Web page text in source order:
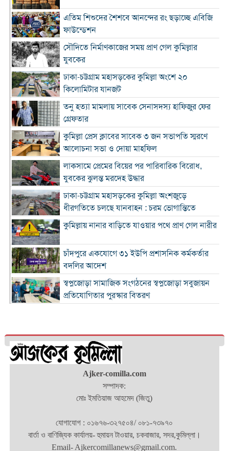
এতিম শিশুদের শৈশবে আনন্দের রং ছড়াচ্ছে এবিজি
ফাউন্ডেশন
সৌদিতে নির্মাণকাজের সময় প্রাণ গেল কুমিল্লার
যুবকের
ঢাকা-চট্টগ্রাম মহাসড়কের কুমিল্লা অংশে ২০
কিলোমিটার যানজট
তনু হত্যা মামলায় সাবেক সেনাসদস্য হাফিজুর ফের
গ্রেফতার
কুমিল্লা প্রেস ক্লাবের সাবেক ৩ জন সভাপতি স্মরণে
আলোচনা সভা ও দোয়া মাহফিল
লাকসামে প্রেমের বিয়ের পর পারিবারিক বিরোধ,
যুবকের ঝুলন্ত মরদেহ উদ্ধার
ঢাকা-চট্টগ্রাম মহাসড়কের কুমিল্লা অংশজুড়ে
ধীরগতিতে চলছে যানবাহন : চরম ভোগান্তিতে
কুমিল্লায় নানার বাড়িতে যাওয়ার পথে প্রাণ গেল নারীর
চাঁদপুরে একযোগে ৩১ ইউপি প্রশাসনিক কর্মকর্তার
বদলির আদেশ
স্বপ্নজোড়া সামাজিক সংগঠনের স্বপ্নজোড়া সবুজায়ন
প্রতিযোগিতার পুরস্কার বিতরণ
কুমিল্লা ও ব্রাহ্মণবাড়িয়া সীমান্তে বিজিবির অভিযানে
২৬ লাখ টাকার ভারতীয় পণ্যসহ আটক ৩
কুমিল্লায় হত্যা মামলায় বৃদ্ধের যাবজ্জীবন, ছেলে
চাঁদপুরে মাদক বিরোধী অভিযানে নিরীহ প্রবাসীর মৃত্যু
অর্থনীতিতে বড় লাফ: ২০২৯ সালের মধ্যেই ৫.১
ট্রিলিয়ন ডলারে পৌঁছাচ্ছে ভারতের জিডিপি
Ajker-comilla.com
সম্পাদক:
মোঃ ইমতিয়াজ আহমেদ (জিতু)
যোগাযোগ : ০১৬৭৬-৩২৭৫০৪/ ০৮১-৭৩৯৭০
বার্তা ও বাণিজ্যিক কার্যালয়- হুমায়ন টাওয়ার, চকবাজার, সদর,কুমিল্লা।
Email- Ajkercomillanews@gmail.com.